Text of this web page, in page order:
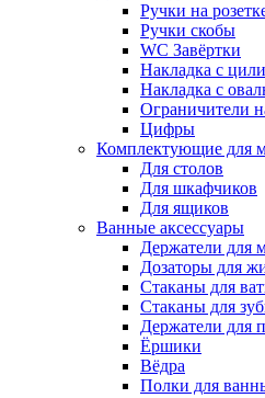
Ручки на
Ручки скобы
WC Завёртки
Накладка с
Накладка с
Ограничители
Цифры
Комплектующие для
Для столов
Для шкафчиков
Для ящиков
Ванные аксессуары
Держатели для
Дозаторы для
Стаканы для
Стаканы для
Держатели для
Ёршики
Вёдра
Полки для